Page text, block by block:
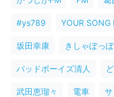
#ys789 YOUR SONG
坂田幸康 きしゃぽっぽ
バッドボーイズ清人
武田恵瑠々 電車